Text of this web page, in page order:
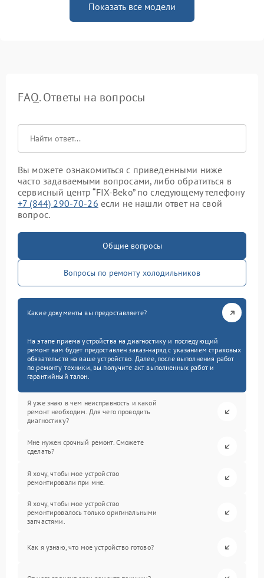
Показать все модели
FAQ. Ответы на вопросы
Вы можете ознакомиться с приведенными ниже
часто задаваемыми вопросами, либо обратиться в
сервисный центр “FIX-Beko” по следующему телефону
+7 (844) 290-70-26 если не нашли ответ на свой
вопрос.
Общие вопросы
Вопросы по ремонту холодильников
Какие документы вы предоставляете?
На этапе приема устройства на диагностику и последующий
ремонт вам будет предоставлен заказ-наряд с указанием страховых
обязательств на ваше устройство. Далее, после выполнения работ
по ремонту техники, вы получите акт выполненных работ и
гарантийный талон.
Я уже знаю в чем неисправность и какой
ремонт необходим. Для чего проводить
диагностику?
Мне нужен срочный ремонт. Сможете
сделать?
Я хочу, чтобы мое устройство
ремонтировали при мне.
Я хочу, чтобы мое устройство
ремонтировалось только оригинальными
запчастями.
Как я узнаю, что мое устройство готово?